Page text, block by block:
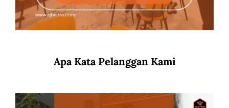
Apa Kata Pelanggan Kami